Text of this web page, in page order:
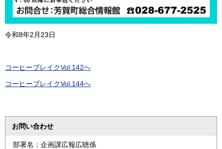
令和8年2月23日
コーヒーブレイクVol.142へ
コーヒーブレイクVol.144へ
お問い合わせ
部署名：企画課広報広聴係